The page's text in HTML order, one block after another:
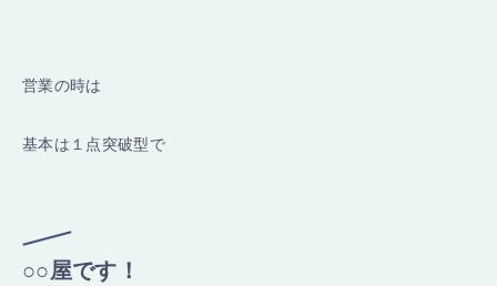
営業の時は
基本は１点突破型で
○○屋です！